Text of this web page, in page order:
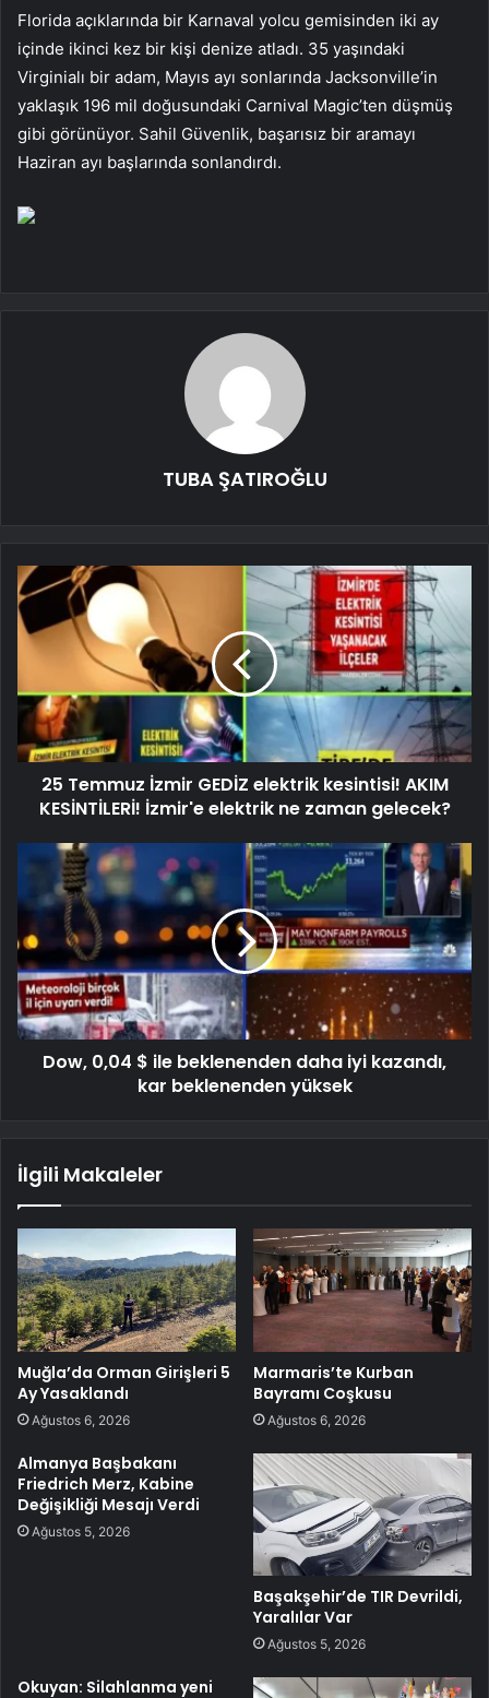
Florida açıklarında bir Karnaval yolcu gemisinden iki ay
içinde ikinci kez bir kişi denize atladı. 35 yaşındaki
Virginialı bir adam, Mayıs ayı sonlarında Jacksonville’in
yaklaşık 196 mil doğusundaki Carnival Magic’ten düşmüş
gibi görünüyor. Sahil Güvenlik, başarısız bir aramayı
Haziran ayı başlarında sonlandırdı.
TUBA ŞATIROĞLU
25 Temmuz İzmir GEDİZ elektrik kesintisi! AKIM
KESİNTİLERİ! İzmir'e elektrik ne zaman gelecek?
Dow, 0,04 $ ile beklenenden daha iyi kazandı,
kar beklenenden yüksek
İlgili Makaleler
Muğla’da Orman Girişleri 5
Ay Yasaklandı
Ağustos 6, 2026
Marmaris’te Kurban
Bayramı Coşkusu
Ağustos 6, 2026
Almanya Başbakanı
Friedrich Merz, Kabine
Değişikliği Mesajı Verdi
Ağustos 5, 2026
Başakşehir’de TIR Devrildi,
Yaralılar Var
Ağustos 5, 2026
Okuyan: Silahlanma yeni